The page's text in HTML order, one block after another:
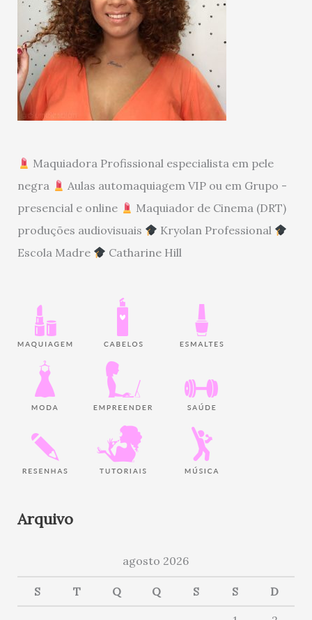
Maquiadora Profissional especialista em pele
negra
Aulas automaquiagem VIP ou em Grupo -
presencial e online
Maquiador de Cinema (DRT)
produções audiovisuais
Kryolan Professional
Escola Madre
Catharine Hill
Arquivo
agosto 2026
S T Q Q S S D